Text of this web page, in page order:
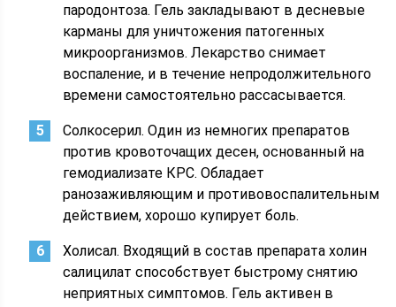
пародонтоза. Гель закладывают в десневые
карманы для уничтожения патогенных
микроорганизмов. Лекарство снимает
воспаление, и в течение непродолжительного
времени самостоятельно рассасывается.
Солкосерил. Один из немногих препаратов
против кровоточащих десен, основанный на
гемодиализате КРС. Обладает
ранозаживляющим и противовоспалительным
действием, хорошо купирует боль.
Холисал. Входящий в состав препарата холин
салицилат способствует быстрому снятию
неприятных симптомов. Гель активен в